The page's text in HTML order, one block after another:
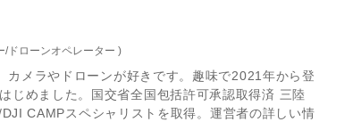
/ドローンオペレーター)
カメラやドローンが好きです。趣味で2021年から登
じめました。国交省全国包括許可承認取得済 三陸
CAMPスペシャリストを取得。運営者の詳しい情